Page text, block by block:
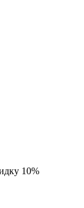
10%